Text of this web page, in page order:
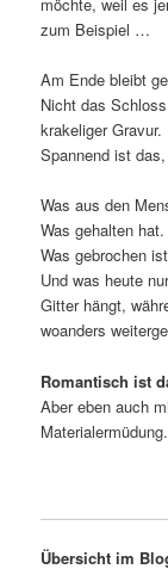
zum Beispiel …
Am Ende bleibt
Nicht das
krakeliger Gravur.
Spannend ist
Was aus den
Was gehalten hat.
Was gebrochen
Und was heute
Gitter hängt,
woanders
Romantisch ist
Aber eben auch
Übersicht im